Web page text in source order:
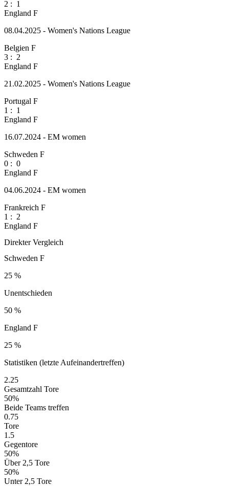
2 : 1
England F
08.04.2025 - Women's Nations League
Belgien F
3 : 2
England F
21.02.2025 - Women's Nations League
Portugal F
1 : 1
England F
16.07.2024 - EM women
Schweden F
0 : 0
England F
04.06.2024 - EM women
Frankreich F
1 : 2
England F
Direkter Vergleich
Schweden F
25 %
Unentschieden
50 %
England F
25 %
Statistiken (letzte Aufeinandertreffen)
2.25
Gesamtzahl Tore
50%
Beide Teams treffen
0.75
Tore
1.5
Gegentore
50%
Über 2,5 Tore
50%
Unter 2,5 Tore